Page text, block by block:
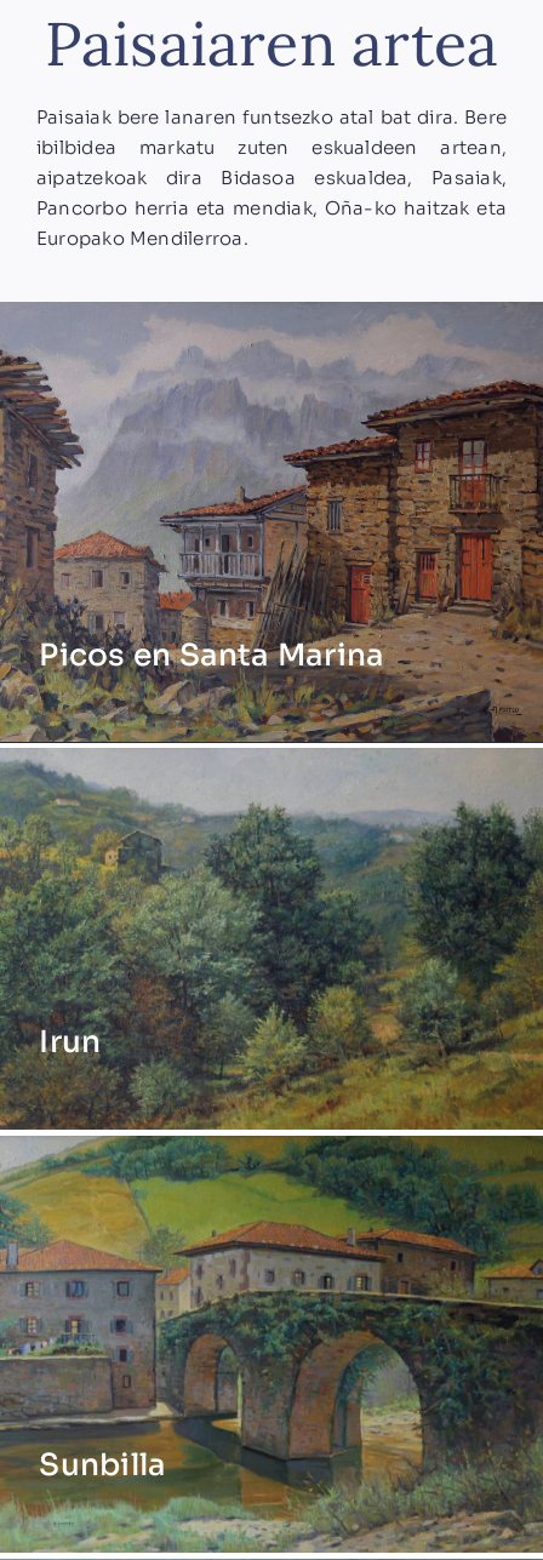
Paisaiaren artea
Paisaiak bere lanaren funtsezko atal bat dira. Bere
ibilbidea markatu zuten eskualdeen artean,
aipatzekoak dira Bidasoa eskualdea, Pasaiak,
Pancorbo herria eta mendiak, Oña-ko haitzak eta
Europako Mendilerroa.
Picos en Santa Marina
Irun
Sunbilla